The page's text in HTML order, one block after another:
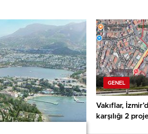
GENEL
Vakıflar,
karşılığı 2